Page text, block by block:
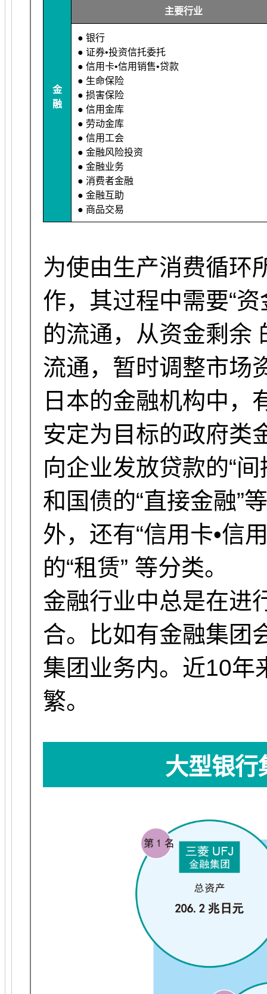
金
融
主要行业
● 银行
● 证券•投资信托委托
● 信用卡•信用销售•贷款
● 生命保险
● 损害保险
● 信用金库
● 劳动金库
● 信用工会
● 金融风险投资
● 金融业务
● 消费者金融
● 金融互助
● 商品交易
为使由生产消费循环
作，其过程中需要“资
的流通，从资金剩余
流通，暂时调整市场
日本的金融机构中，
安定为目标的政府类
向企业发放贷款的“
和国债的“直接金融”
外，还有“信用卡•信
的“租赁” 等分类。
金融行业中总是在进
合。比如有金融集团
集团业务内。近10年
繁。
大型银行